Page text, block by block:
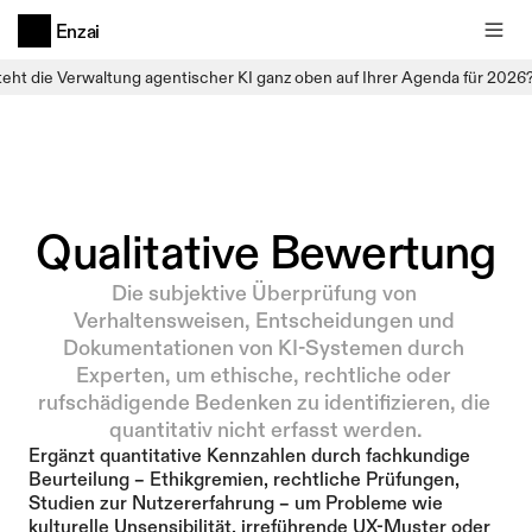
die Verwaltung agentischer KI ganz oben auf Ihrer Agenda für
Enzai
Qualitative Bewertung
Die subjektive Überprüfung von
Verhaltensweisen, Entscheidungen und
Dokumentationen von KI-Systemen durch
Experten, um ethische, rechtliche oder
rufschädigende Bedenken zu identifizieren, die
quantitativ nicht erfasst werden.
Ergänzt quantitative Kennzahlen durch fachkundige
Beurteilung – Ethikgremien, rechtliche Prüfungen,
Studien zur Nutzererfahrung – um Probleme wie
kulturelle Unsensibilität, irreführende UX-Muster oder